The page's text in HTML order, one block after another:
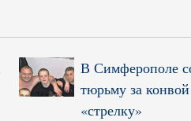
В Симферополе
тюрьму за
«стрелку»